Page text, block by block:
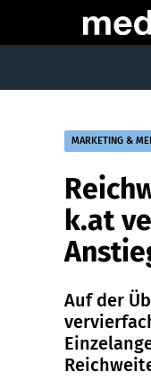
MARKETING &
k.at
Auf der